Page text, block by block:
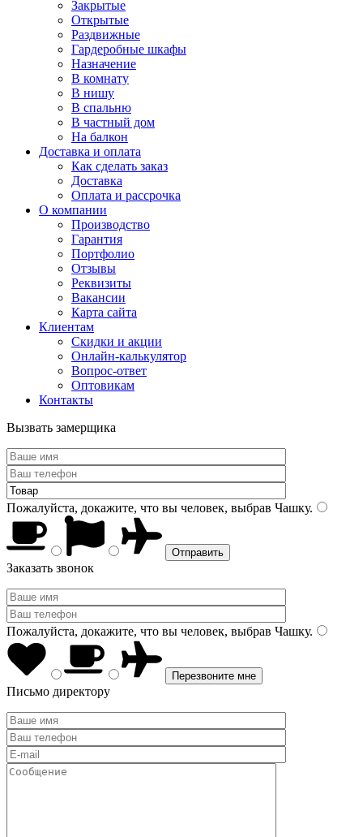
Закрытые
Открытые
Раздвижные
Гардеробные шкафы
Назначение
В комнату
В нишу
В спальню
В частный дом
На балкон
Доставка и оплата
Как сделать заказ
Доставка
Оплата и рассрочка
О компании
Производство
Гарантия
Портфолио
Отзывы
Реквизиты
Вакансии
Карта сайта
Клиентам
Скидки и акции
Онлайн-калькулятор
Вопрос-ответ
Оптовикам
Контакты
Вызвать замерщика
Пожалуйста, докажите, что вы человек, выбрав Чашку.
Заказать звонок
Пожалуйста, докажите, что вы человек, выбрав Чашку.
Письмо директору